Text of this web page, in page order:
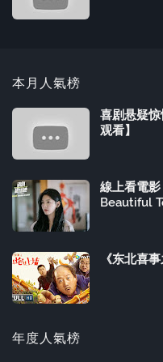
本月人氣榜
喜剧悬疑
观看】
線上看電
Beautiful
《东北喜
年度人氣榜